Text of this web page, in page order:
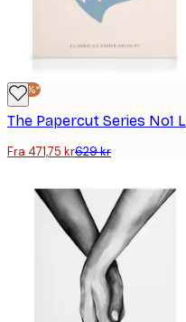
-25%*
Fra 471,75 kr629 kr